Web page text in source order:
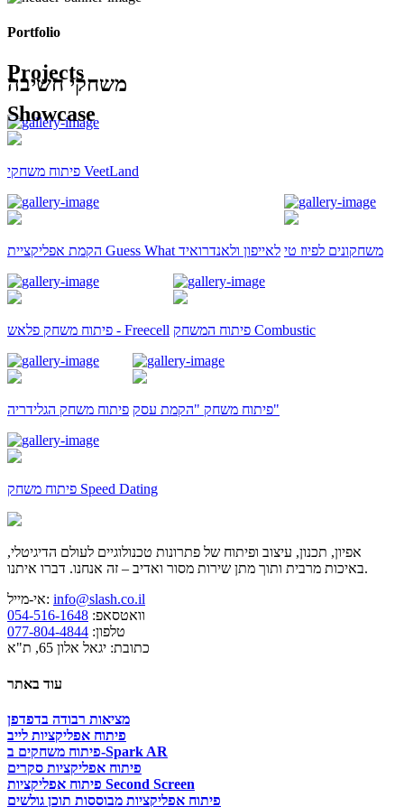
Portfolio
Projects
Showcase
משחקי חשיבה
פיתוח משחקי VeetLand
הקמת אפליקציית Guess What לאייפון ולאנדרואיד משחקונים לפיוז טי
פיתוח משחק פלאש - Freecell פיתוח המשחק Combustic
פיתוח משחק הגלידריה פיתוח משחק "הקמת עסק"
פיתוח משחק Speed Dating
אפיון, תכנון, עיצוב ופיתוח של פתרונות טכנולוגיים לעולם הדיגיטלי,
באיכות מרבית ותוך מתן שירות מסור ואדיב – זה אנחנו. דברו איתנו.
אי-מייל: info@slash.co.il
וואטסאפ: 054-516-1648
טלפון: 077-804-4844
כתובת: יגאל אלון 65, ת"א
עוד באתר
מציאות רבודה בדפדפן
פיתוח אפליקציות לייב
פיתוח משחקים ב-Spark AR
פיתוח אפליקציות סקרים
פיתוח אפליקציות Second Screen
פיתוח אפליקציות מבוססות תוכן גולשים